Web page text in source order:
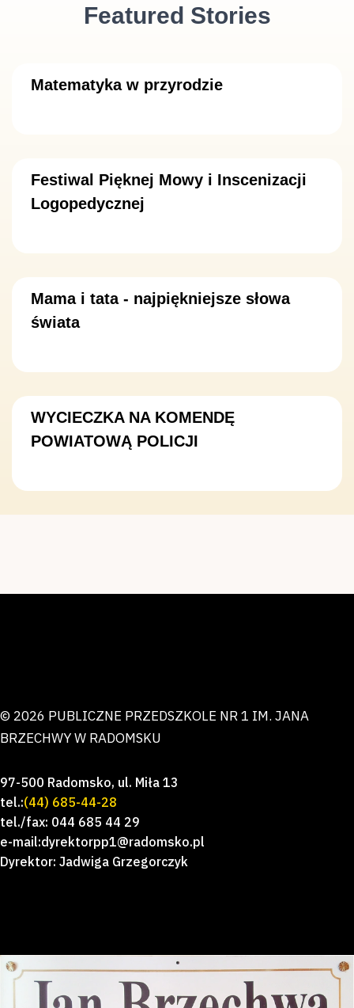
Featured Stories
Matematyka w przyrodzie
Festiwal Pięknej Mowy i Inscenizacji
Logopedycznej
Mama i tata - najpiękniejsze słowa
świata
WYCIECZKA NA KOMENDĘ
POWIATOWĄ POLICJI
© 2026 PUBLICZNE PRZEDSZKOLE NR 1 IM. JANA
BRZECHWY W RADOMSKU
97-500 Radomsko, ul. Miła 13
tel.:(44) 685-44-28
tel./fax: 044 685 44 29
e-mail:dyrektorpp1@radomsko.pl
Dyrektor: Jadwiga Grzegorczyk